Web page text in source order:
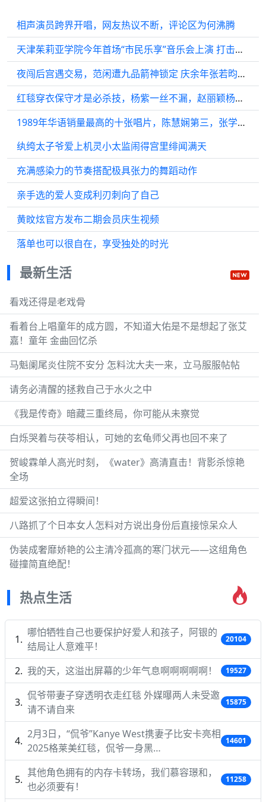
相声演员跨界开唱，网友热议不断，评论区为何沸腾
天津茱莉亚学院今年首场“市民乐享”音乐会上演 打击乐带来别样视听享受
夜闯后宫遇交易，范闲遭九品箭神锁定 庆余年张若昀李沁宋轶郭麒麟
红毯穿衣保守才是必杀技，杨紫一丝不漏，赵丽颖杨幂美出东方韵味
1989年华语销量最高的十张唱片，陈慧娴第三，张学友仅第六
纨绔太子爷爱上机灵小太监闹得宫里绯闻满天
充满感染力的节奏搭配极具张力的舞蹈动作
亲手选的爱人变成利刃刺向了自己
黄旼炫官方发布二期会员庆生视频
落单也可以很自在，享受独处的时光
最新生活
看戏还得是老戏骨
看着台上唱童年的成方圆，不知道大佑是不是想起了张艾
嘉！童年 金曲回忆杀
马魁阑尾炎住院不安分 怎料沈大夫一来，立马服服帖帖
请务必清醒的拯救自己于水火之中
《我是传奇》暗藏三重终局，你可能从未察觉
白烁哭着与茯苓相认，可她的玄龟师父再也回不来了
贺峻霖单人高光时刻，《water》高清直击！背影杀惊艳
全场
超爱这张拍立得瞬间！
八路抓了个日本女人怎料对方说出身份后直接惊呆众人
伪装成奢靡娇艳的公主清冷孤高的寒门状元——这组角色
碰撞简直绝配！
热点生活
哪怕牺牲自己也要保护好爱人和孩子，阿银的
结局让人意难平！
20104
我的天，这溢出屏幕的少年气息啊啊啊啊啊！ 19527
侃爷带妻子穿透明衣走红毯 外媒曝两人未受邀
请不请自来
15875
2月3日，“侃爷”Kanye West携妻子比安卡亮相
2025格莱美红毯，侃爷一身黑…
14601
其他角色拥有的内存卡转场，我们慕容璟和，
也必须要有！
11258